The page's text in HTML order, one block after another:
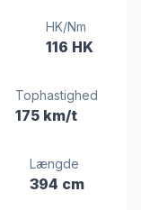
HK/Nm
116 HK
Tophastighed
175 km/t
Længde
394 cm